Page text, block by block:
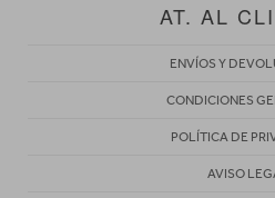
AT. AL
ENVÍOS Y
CONDICIONES
POLÍTICA DE
AVISO